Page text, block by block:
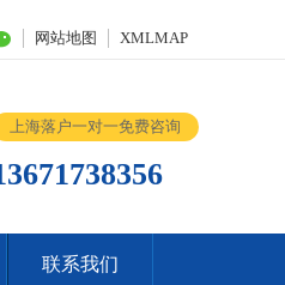
网站地图 XMLMAP
上海落户一对一免费咨询
联系我们